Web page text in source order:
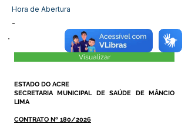
Hora de Abertura
-
Visualizar
ESTADO DO ACRE
SECRETARIA MUNICIPAL DE SAÚDE DE MÂNCIO
LIMA
CONTRATO Nº 180/2026